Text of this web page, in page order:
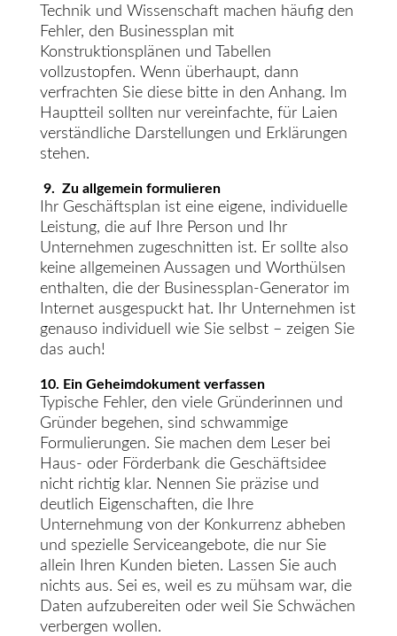
Technik und Wissenschaft machen häufig den
Fehler, den Businessplan mit
Konstruktionsplänen und Tabellen
vollzustopfen. Wenn überhaupt, dann
verfrachten Sie diese bitte in den Anhang. Im
Hauptteil sollten nur vereinfachte, für Laien
verständliche Darstellungen und Erklärungen
stehen.
9. Zu allgemein formulieren
Ihr Geschäftsplan ist eine eigene, individuelle
Leistung, die auf Ihre Person und Ihr
Unternehmen zugeschnitten ist. Er sollte also
keine allgemeinen Aussagen und Worthülsen
enthalten, die der Businessplan-Generator im
Internet ausgespuckt hat. Ihr Unternehmen ist
genauso individuell wie Sie selbst – zeigen Sie
das auch!
10. Ein Geheimdokument verfassen
Typische Fehler, den viele Gründerinnen und
Gründer begehen, sind schwammige
Formulierungen. Sie machen dem Leser bei
Haus- oder Förderbank die Geschäftsidee
nicht richtig klar. Nennen Sie präzise und
deutlich Eigenschaften, die Ihre
Unternehmung von der Konkurrenz abheben
und spezielle Serviceangebote, die nur Sie
allein Ihren Kunden bieten. Lassen Sie auch
nichts aus. Sei es, weil es zu mühsam war, die
Daten aufzubereiten oder weil Sie Schwächen
verbergen wollen.